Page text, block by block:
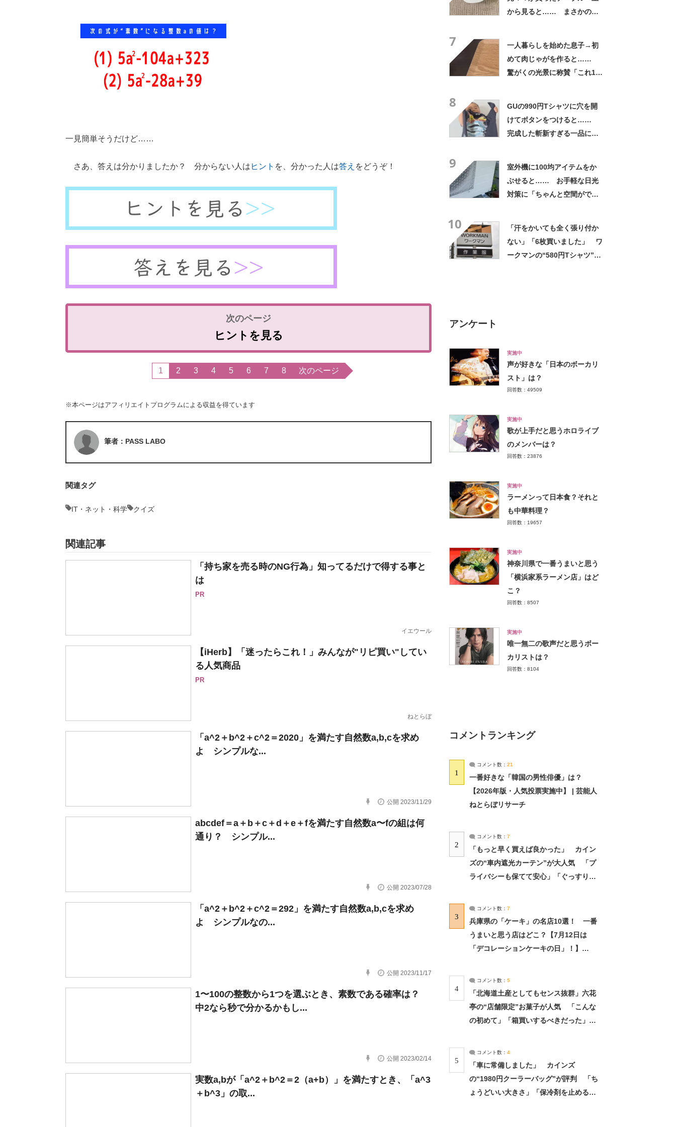
一見簡単そうだけど……
さあ、答えは分かりましたか？ 分からない人は ヒント を、分かった人は答え をどうぞ！
ヒントを見る
1 2 3 4 5 6 7 8 次のページ
※本ページはアフィリエイトプログラムによる収益を得ています
筆者：PASS LABO
関連タグ
IT・ネット・科学 クイズ
関連記事
「持ち家を売る時のNG行為」知ってるだけで得する事と
は
PR
イエウール
【iHerb】「迷ったらこれ！」みんなが"リピ買い"してい
る人気商品
PR
ねとらぼ
「a^2＋b^2＋c^2＝2020」を満たす自然数a,b,cを求め
よ シンプルな...
公開 2023/11/29
abcdef＝a＋b＋c＋d＋e＋fを満たす自然数a〜fの組は何
通り？ シンプル...
公開 2023/07/28
「a^2＋b^2＋c^2＝292」を満たす自然数a,b,cを求め
よ シンプルなの...
公開 2023/11/17
1〜100の整数から1つを選ぶとき、素数である確率は？
中2なら秒で分かるかもし...
公開 2023/02/14
実数a,bが「a^2＋b^2＝2（a+b）」を満たすとき、「a^3
＋b^3」の取...
から見ると…… まさかの光
7
一人暮らしを始めた息子→初
めて肉じゃがを作ると……
驚がくの光景に称賛「これ1番
8
GUの990円Tシャツに穴を開
けてボタンをつけると……
完成した斬新すぎる一品に称
9
室外機に100均アイテムをか
ぶせると…… お手軽な日光
対策に「ちゃんと空間ができ
10
「汗をかいても全く張り付か
ない」「6枚買いました」 ワ
ークマンの“580円Tシャツ”が
アンケート
実施中
声が好きな「日本のボーカリ
スト」は？
回答数：49509
実施中
歌が上手だと思うホロライブ
のメンバーは？
回答数：23876
実施中
ラーメンって日本食？それと
も中華料理？
回答数：19657
実施中
神奈川県で一番うまいと思う
「横浜家系ラーメン店」はど
こ？
回答数：8507
実施中
唯一無二の歌声だと思うボー
カリストは？
回答数：8104
コメントランキング
1
コメント数： 21
一番好きな「韓国の男性俳優」は？
【2026年版・人気投票実施中】 | 芸能人
ねとらぼリサーチ
2
コメント数： 7
「もっと早く買えば良かった」 カイン
ズの“車内遮光カーテン”が大人気 「プ
ライバシーも保てて安心」「ぐっすり眠
3
コメント数： 7
兵庫県の「ケーキ」の名店10選！ 一番
うまいと思う店はどこ？【7月12日は
「デコレーションケーキの日」！】
4
コメント数： 5
「北海道土産としてもセンス抜群」六花
亭の“店舗限定”お菓子が人気 「こんな
の初めて」「箱買いするべきだった」
5
コメント数： 4
「車に常備しました」 カインズ
の“1980円クーラーバッグ”が評判 「ち
ょうどいい大きさ」「保冷剤を止めるベ